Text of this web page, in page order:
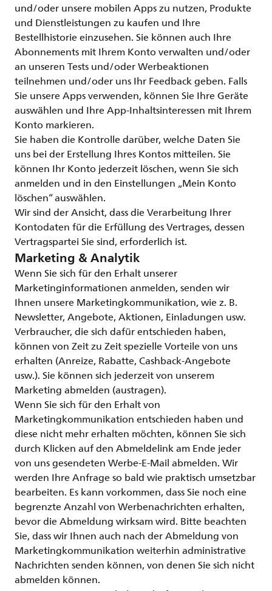
und/oder unsere mobilen Apps zu nutzen, Produkte
und Dienstleistungen zu kaufen und Ihre
Bestellhistorie einzusehen. Sie können auch Ihre
Abonnements mit Ihrem Konto verwalten und/oder
an unseren Tests und/oder Werbeaktionen
teilnehmen und/oder uns Ihr Feedback geben. Falls
Sie unsere Apps verwenden, können Sie Ihre Geräte
auswählen und Ihre App-Inhaltsinteressen mit Ihrem
Konto markieren.
Sie haben die Kontrolle darüber, welche Daten Sie
uns bei der Erstellung Ihres Kontos mitteilen. Sie
können Ihr Konto jederzeit löschen, wenn Sie sich
anmelden und in den Einstellungen „Mein Konto
löschen“ auswählen.
Wir sind der Ansicht, dass die Verarbeitung Ihrer
Kontodaten für die Erfüllung des Vertrages, dessen
Vertragspartei Sie sind, erforderlich ist.
Marketing & Analytik
Wenn Sie sich für den Erhalt unserer
Marketinginformationen anmelden, senden wir
Ihnen unsere Marketingkommunikation, wie z. B.
Newsletter, Angebote, Aktionen, Einladungen usw.
Verbraucher, die sich dafür entschieden haben,
können von Zeit zu Zeit spezielle Vorteile von uns
erhalten (Anreize, Rabatte, Cashback-Angebote
usw.). Sie können sich jederzeit von unserem
Marketing abmelden (austragen).
Wenn Sie sich für den Erhalt von
Marketingkommunikation entschieden haben und
diese nicht mehr erhalten möchten, können Sie sich
durch Klicken auf den Abmeldelink am Ende jeder
von uns gesendeten Werbe-E-Mail abmelden. Wir
werden Ihre Anfrage so bald wie praktisch umsetzbar
bearbeiten. Es kann vorkommen, dass Sie noch eine
begrenzte Anzahl von Werbenachrichten erhalten,
bevor die Abmeldung wirksam wird. Bitte beachten
Sie, dass wir Ihnen auch nach der Abmeldung von
Marketingkommunikation weiterhin administrative
Nachrichten senden können, von denen Sie sich nicht
abmelden können.